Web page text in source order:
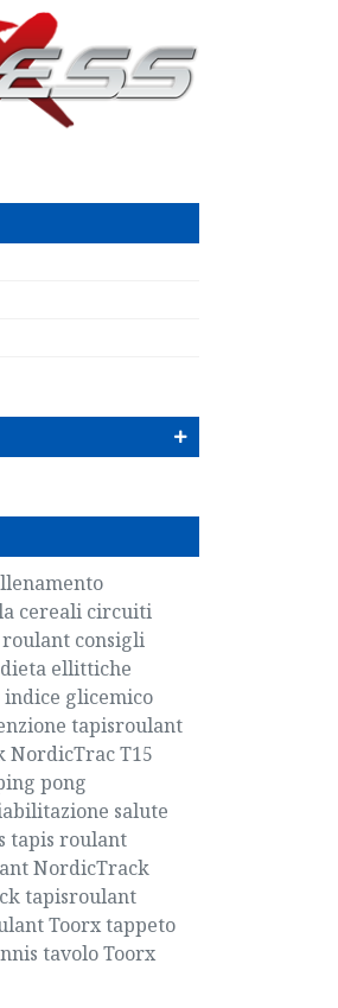
cereali circuiti
roulant consigli
dieta ellittiche
indice glicemico
tapisroulant
NordicTrac T15
pong
salute
tapis roulant
NordicTrack
tapisroulant
Toorxtappeto
tavoloToorx